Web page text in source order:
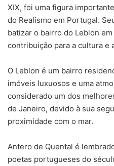
XIX, foi uma figura
do Realismo em Portugal.
batizar o bairro do Leblon
contribuição para a cultura e
O Leblon é um bairro
imóveis luxuosos e uma
considerado um dos
de Janeiro, devido à sua
proximidade com o mar.
Antero de Quental é
poetas portugueses do